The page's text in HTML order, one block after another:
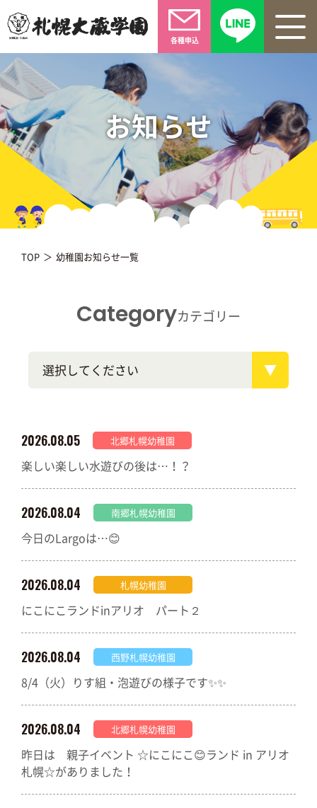
各種申込
お知らせ
TOP 幼稚園お知らせ一覧
Categoryカテゴリー
選択してください
2026.08.05 北郷札幌幼稚園
楽しい楽しい水遊びの後は…！？
2026.08.04 南郷札幌幼稚園
今日のLargoは…😊
2026.08.04 札幌幼稚園
にこにこランドinアリオ パート２
2026.08.04 西野札幌幼稚園
8/4（火）りす組・泡遊びの様子です✨✨
2026.08.04 北郷札幌幼稚園
昨日は 親子イベント ☆にこにこ😊ランド in アリオ
札幌☆がありました！